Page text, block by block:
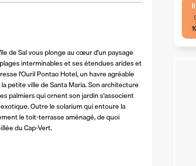
de Sal vous plonge au cœur d'un paysage
interminables et ses étendues arides et
l'Ouril Pontao Hotel, un havre agréable
petite ville de Santa Maria. Son architecture
palmiers qui ornent son jardin s'associent
Outre le solarium qui entoure la
le toit-terrasse aménagé, de quoi
du Cap-Vert.